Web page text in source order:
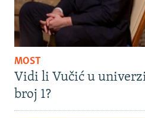
MOST
Vidi li Vučić u
broj 1?